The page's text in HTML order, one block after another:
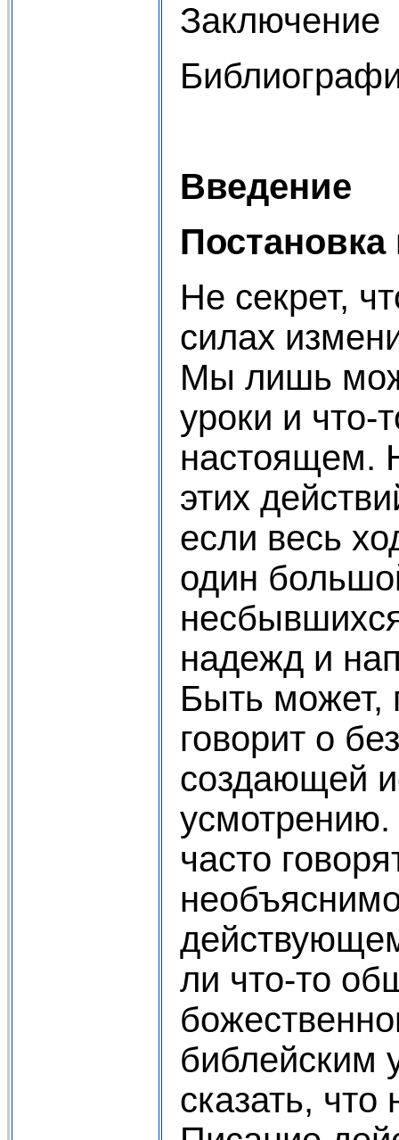
Заключение
Введение
Не секрет,
силах
Мы лишь
уроки и что-
настоящем.
этих
если весь
один
надежд и
Быть может,
говорит о
создающей
часто
ли что-то
библейским
сказать,